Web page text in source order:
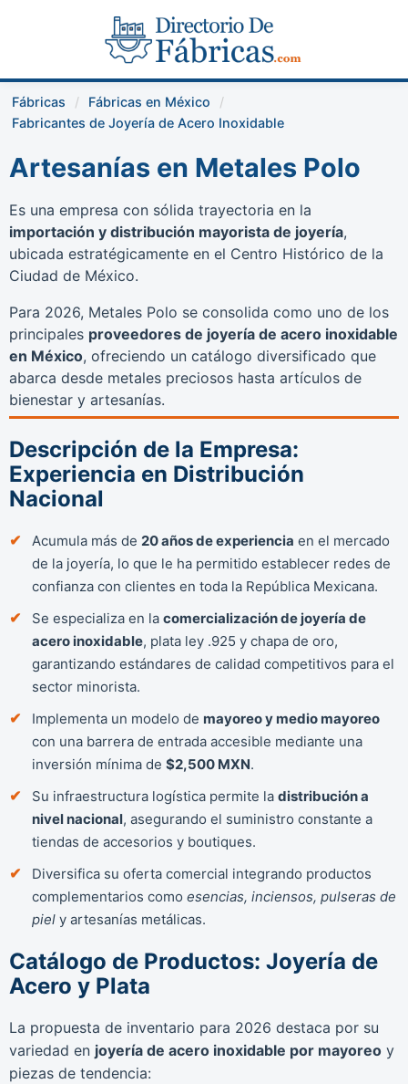
Fábricas
Fábricas en México
Fabricantes de Joyería de Acero Inoxidable
Artesanías en Metales Polo
Es una empresa con sólida trayectoria en la
importación y distribución mayorista de joyería,
ubicada estratégicamente en el Centro Histórico de la
Ciudad de México.
Para 2026, Metales Polo se consolida como uno de los
principales proveedores de joyería de acero inoxidable
en México, ofreciendo un catálogo diversificado que
abarca desde metales preciosos hasta artículos de
bienestar y artesanías.
Descripción de la Empresa:
Experiencia en Distribución
Nacional
Acumula más de 20 años de experiencia en el mercado
de la joyería, lo que le ha permitido establecer redes de
confianza con clientes en toda la República Mexicana.
Se especializa en la comercialización de joyería de
acero inoxidable, plata ley .925 y chapa de oro,
garantizando estándares de calidad competitivos para el
sector minorista.
Implementa un modelo de mayoreo y medio mayoreo
con una barrera de entrada accesible mediante una
inversión mínima de $2,500 MXN.
Su infraestructura logística permite la distribución a
nivel nacional, asegurando el suministro constante a
tiendas de accesorios y boutiques.
Diversifica su oferta comercial integrando productos
complementarios como esencias, inciensos, pulseras de
piel y artesanías metálicas.
Catálogo de Productos: Joyería de
Acero y Plata
La propuesta de inventario para 2026 destaca por su
variedad en joyería de acero inoxidable por mayoreo y
piezas de tendencia: